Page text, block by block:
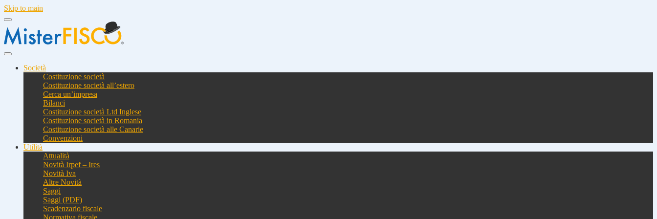
Skip to main
Società
Costituzione società
Costituzione società all’estero
Cerca un’impresa
Bilanci
Costituzione società Ltd Inglese
Costituzione società in Romania
Costituzione società alle Canarie
Convenzioni
Utilità
Attualità
Novità Irpef – Ires
Novità Iva
Altre Novità
Saggi
Saggi (PDF)
Scadenzario fiscale
Normativa fiscale